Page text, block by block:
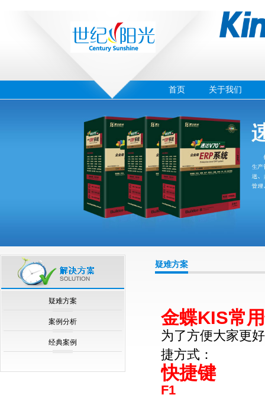
首页 关于我们
03
疑难方案
案例分析
经典案例
疑难方案
金蝶KIS常
为了方便大家更
捷方式：
快捷键
F1